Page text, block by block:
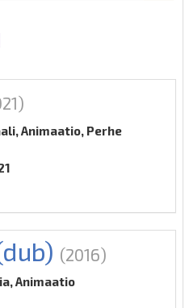
Animaatio, Perhe
(2016)
Animaatio